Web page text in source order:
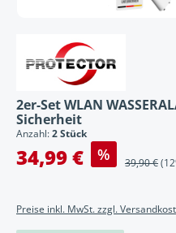
2er-Set WLAN
Sicherheit
Anzahl:2 Stück
Verkaufspreis:
34,99 € % Regulärer
39,90 €
Preise inkl. MwSt. zzgl.